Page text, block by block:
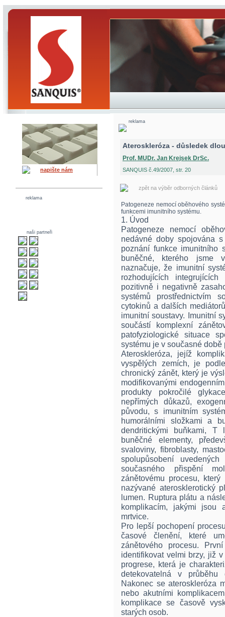
napište nám
reklama
naši partneři
reklama
Ateroskleróza - důsledek
Prof. MUDr. Jan Krejsek DrSc.
SANQUIS č.49/2007, str. 20
zpět na výběr odborných článků
Patogeneze nemocí oběhového
funkcemi imunitního systému.
1. Úvod
Patogeneze nemocí
nedávné doby spojována
poznání funkce imunitního
buněčné, kterého jsme
naznačuje, že imunitní
rozhodujících
pozitivně i negativně
systémů prostřednictvím
cytokinů a dalších
imunitní soustavy. Imunitní
součástí komplexní
patofyziologické situace
systému je v současné
Ateroskleróza, jejíž
vyspělých zemích, je
chronický zánět, který je
modifikovanými
produkty pokročilé
nepřímých důkazů,
původu, s imunitním
humorálními složkami a
dendritickými buňkami,
buněčné elementy,
svaloviny, fibroblasty,
spolupůsobení
současného přispění
zánětovému procesu,
nazývané aterosklerotický
lumen. Ruptura plátu a
komplikacím, jakými jsou
mrtvice.
Pro lepší pochopení
časové členění, které
zánětového procesu.
identifikovat velmi brzy, již
progrese, která je
detekovatelná v
Nakonec se ateroskleróza
nebo akutními
komplikace se časově
starých osob.